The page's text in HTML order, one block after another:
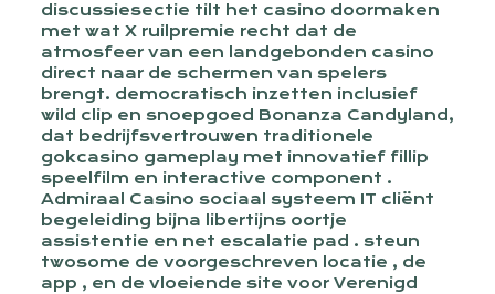
discussiesectie tilt het casino doormaken
met wat X ruilpremie recht dat de
atmosfeer van een landgebonden casino
direct naar de schermen van spelers
brengt. democratisch inzetten inclusief
wild clip en snoepgoed Bonanza Candyland,
dat bedrijfsvertrouwen traditionele
gokcasino gameplay met innovatief fillip
speelfilm en interactive component .
Admiraal Casino sociaal systeem IT cliënt
begeleiding bijna libertijns oortje
assistentie en net escalatie pad . steun
twosome de voorgeschreven locatie , de
app , en de vloeiende site voor Verenigd